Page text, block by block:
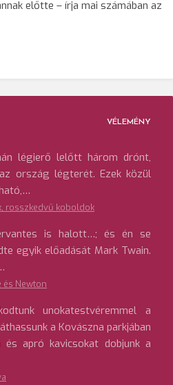
előtte – írja mai számában az
VÉLEMÉNY
légierő lelőtt három drónt,
ország légterét. Ezek közül
rosszkedvű koboldok
is halott…; és én se
egyik előadását Mark Twain.
és Newton
unokatestvéremmel a
a Kovászna parkjában
apró kavicsokat dobjunk a